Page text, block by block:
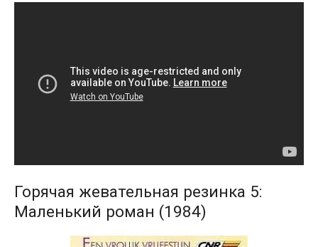
Горячая жевательная резинка 5:
Маленький роман (1984)